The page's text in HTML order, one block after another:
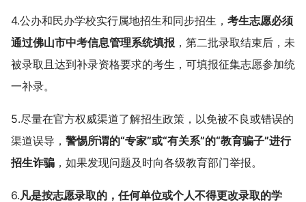
4.公办和民办学校实行属地招生和同步招生， 考生志愿必须
通过佛山市中考信息管理系统填报 ，第二批录取结束后，未
被录取且达到补录资格要求的考生，可填报征集志愿参加统
一补录。
5.尽量在官方权威渠道了解招生政策，以免被不良或错误的
渠道误导， 警惕所谓的“专家”或“有关系”的“教育骗子”进行
招生诈骗 ，如果发现问题及时向各级教育部门举报。
6.凡是按志愿录取的，任何单位或个人不得更改录取的学